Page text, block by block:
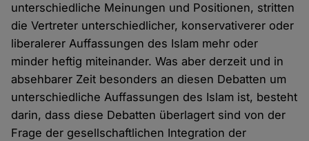
unterschiedliche Meinungen und Positionen, stritten
die Vertreter unterschiedlicher, konservativerer oder
liberalerer Auffassungen des Islam mehr oder
minder heftig miteinander. Was aber derzeit und in
absehbarer Zeit besonders an diesen Debatten um
unterschiedliche Auffassungen des Islam ist, besteht
darin, dass diese Debatten überlagert sind von der
Frage der gesellschaftlichen Integration der